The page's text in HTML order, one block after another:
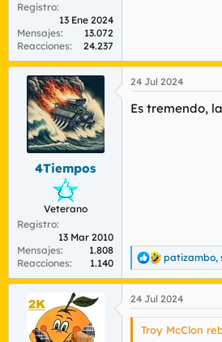
Registro
13 Ene 2024
Mensajes
13.072
Reacciones
24.237
4Tiempos
Veterano
Registro
13 Mar 2010
Mensajes
1.808
Reacciones
1.140
24 Jul 2024
Es tremendo,
R
e
a
c
c
patizambo,
24 Jul 2024
Troy McClon